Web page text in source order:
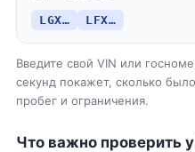
LGX… LFX…
Введите свой VIN или
секунд покажет, сколько
пробег и ограничения.
Что важно проверить